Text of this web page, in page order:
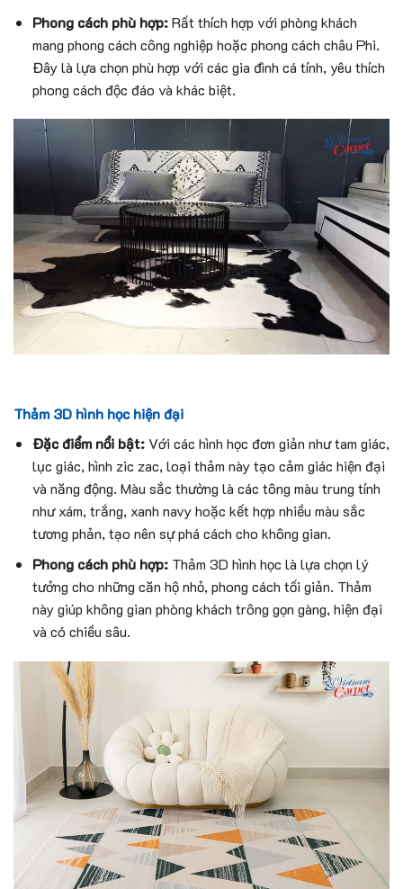
Phong cách phù hợp:Rất thích hợp với phòng khách
mang phong cách công nghiệp hoặc phong cách châu Phi.
Đây là lựa chọn phù hợp với các gia đình cá tính, yêu thích
phong cách độc đáo và khác biệt.
Thảm 3D hình học hiện đại
Đặc điểm nổi bật:Với các hình học đơn giản như tam giác,
lục giác, hình zic zac, loại thảm này tạo cảm giác hiện đại
và năng động. Màu sắc thường là các tông màu trung tính
như xám, trắng, xanh navy hoặc kết hợp nhiều màu sắc
tương phản, tạo nên sự phá cách cho không gian.
Phong cách phù hợp:Thảm 3D hình học là lựa chọn lý
tưởng cho những căn hộ nhỏ, phong cách tối giản. Thảm
này giúp không gian phòng khách trông gọn gàng, hiện đại
và có chiều sâu.